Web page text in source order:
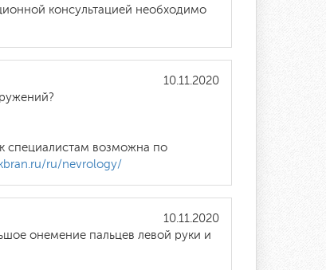
консультацией необходимо
10.11.2020
специалистам возможна по
ru/nevrology/
10.11.2020
онемение пальцев левой руки и